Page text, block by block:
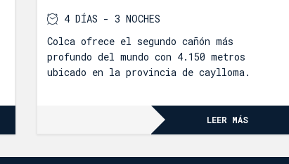
4 DÍAS - 3 NOCHES
Colca ofrece el segundo cañón más
profundo del mundo con 4.150 metros
ubicado en la provincia de caylloma.
LEER MÁS